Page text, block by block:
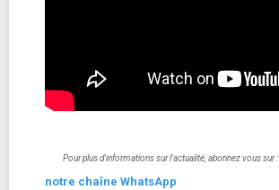
Pour plus d'informations sur l'actualité, abonnez vous sur :
notre chaîne WhatsApp